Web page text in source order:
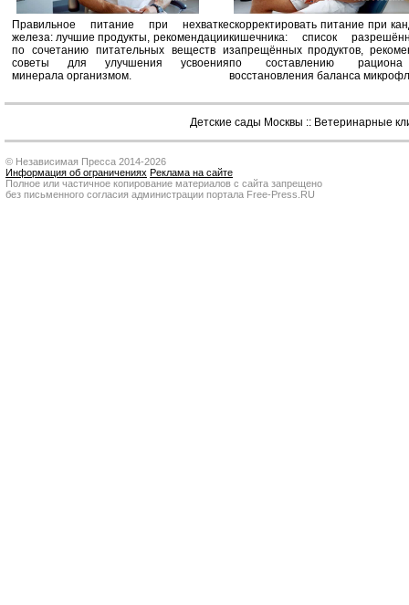
Правильное питание при нехватке
железа: лучшие продукты, рекомендации
по сочетанию питательных веществ и
советы для улучшения усвоения
минерала организмом.
скорректировать питание при
кишечника: список
запрещённых продуктов,
по составлению
восстановления баланса
Детские сады Москвы :: Ветеринарные
© Независимая Пресса 2014-2026
Информация об ограничениях Реклама на сайте
Полное или частичное копирование материалов с сайта запрещено
без письменного согласия администрации портала Free-Press.RU